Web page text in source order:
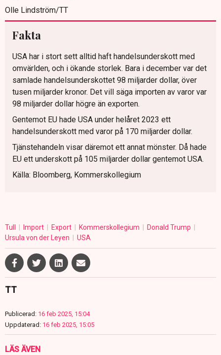
Olle Lindström/TT
Fakta
USA har i stort sett alltid haft handelsunderskott med
omvärlden, och i ökande storlek. Bara i december var det
samlade handelsunderskottet 98 miljarder dollar, över
tusen miljarder kronor. Det vill säga importen av varor var
98 miljarder dollar högre än exporten.
Gentemot EU hade USA under helåret 2023 ett
handelsunderskott med varor på 170 miljarder dollar.
Tjänstehandeln visar däremot ett annat mönster. Då hade
EU ett underskott på 105 miljarder dollar gentemot USA.
Källa: Bloomberg, Kommerskollegium
Tull Import Export Kommerskollegium
Donald Trump
Ursula von der Leyen
USA
TT
Publicerad: 16 feb 2025, 15:04
Uppdaterad: 16 feb 2025, 15:05
LÄS ÄVEN